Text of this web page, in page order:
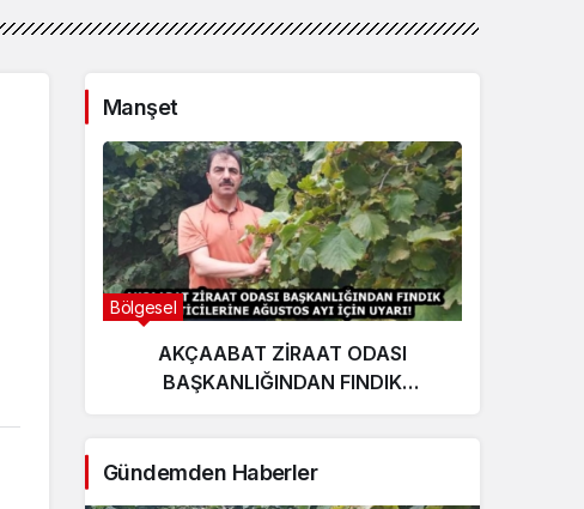
Manşet
Bölgesel
AKÇAABAT ZİRAAT ODASI
BAŞKANLIĞINDAN FINDIK
Gündemden Haberler